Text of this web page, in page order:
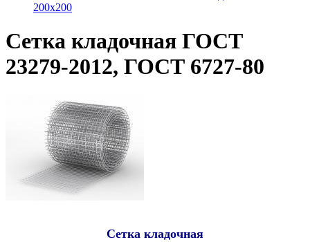
200x200
Сетка кладочная ГОСТ
23279-2012, ГОСТ 6727-80
Сетка кладочная